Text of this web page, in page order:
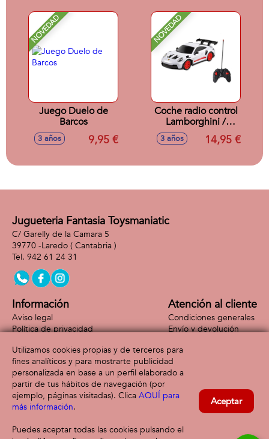
NOVEDAD
Juego Duelo de
Barcos
3 años 9,95 €
NOVEDAD
Coche radio control
Lamborghini /
Porsche 911 /
Aston Martin escala
surtidos
3 años 14,95 €
Jugueteria Fantasia Toysmaniatic
C/ Garelly de la Camara 5
39770 -Laredo ( Cantabria )
942 61 24 31
Información
Aviso legal
Política de privacidad
Atención al cliente
Condiciones generales
Envío y devolución
Formas de pago
Utilizamos cookies propias y de terceros para
fines analíticos y para mostrarte publicidad
personalizada en base a un perfil elaborado a
partir de tus hábitos de navegación (por
ejemplo, páginas visitadas). Clica AQUÍ para
más información.
Puedes aceptar todas las cookies pulsando el
Aceptar